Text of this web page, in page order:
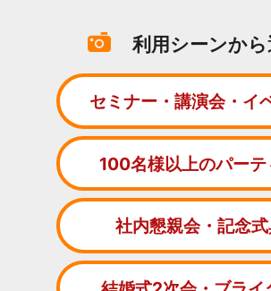
利用シーンか
セミナー・講演会・イ
100名様以上のパーテ
社内懇親会・記念